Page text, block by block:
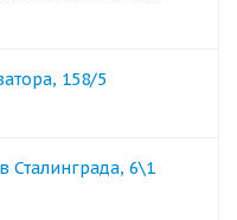
158/5
Сталинграда, 6\1